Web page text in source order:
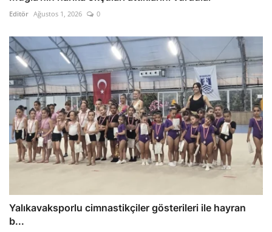
Editör Ağustos 1, 2026 0
Yalıkavaksporlu cimnastikçiler gösterileri ile hayran
b...